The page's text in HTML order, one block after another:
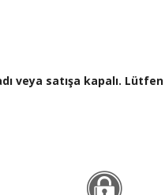
veya satışa kapalı.